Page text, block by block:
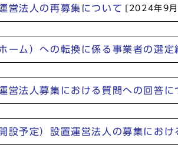
営法人の再募集について [2024年9
ム）への転換に係る事業者の選定
営法人募集における質問への回答に
予定）設置運営法人の募集におけ